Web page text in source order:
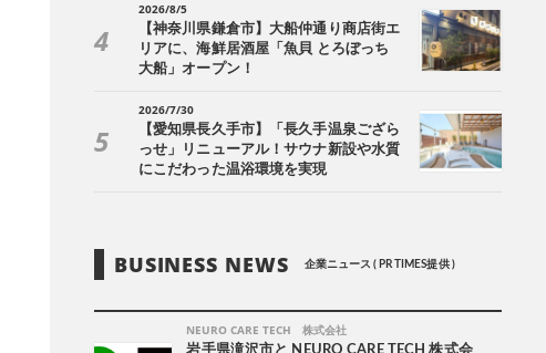
2026/8/5
【神奈川県鎌倉市】大船仲通り商店街エ
リアに、海鮮居酒屋「魚貝 とろぼっち
大船」オープン！
2026/7/30
【愛知県長久手市】「長久手温泉ござら
っせ」リニューアル！サウナ新設や水質
にこだわった温浴環境を実現
BUSINESS NEWS 企業ニュース ( PR TIMES提供 )
NEURO CARE TECH 株式会社